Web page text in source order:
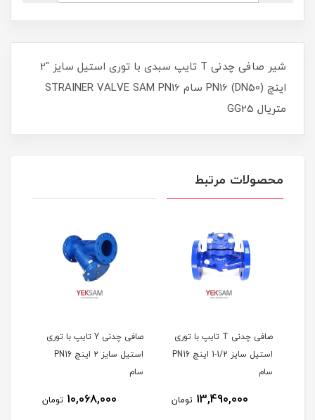
شیر صافی چدنی T تایپ سبدی با توری استیل سایز "2
اینچ (DN50) PN16 سام STRAINER VALVE SAM PN16
متریال GG25
محصولات مرتبط
صافی چدنی T تایپ با توری
استیل سایز 1/2-1 اینچ PN16
سام
13,490,000 تومان
صافی چدنی Y تایپ با توری
استیل سایز ۲ اینچ PN16
سام
10,068,000 تومان